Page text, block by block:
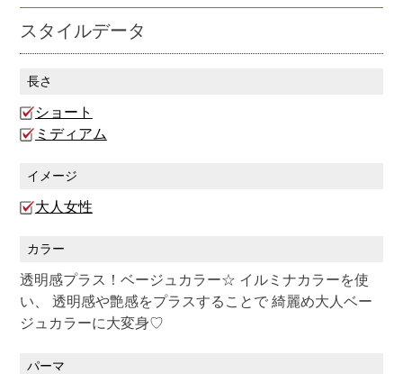
スタイルデータ
長さ
ショート
ミディアム
イメージ
大人女性
カラー
透明感プラス！ベージュカラー☆ イルミナカラーを使
い、 透明感や艶感をプラスすることで 綺麗め大人ベー
ジュカラーに大変身♡
パーマ